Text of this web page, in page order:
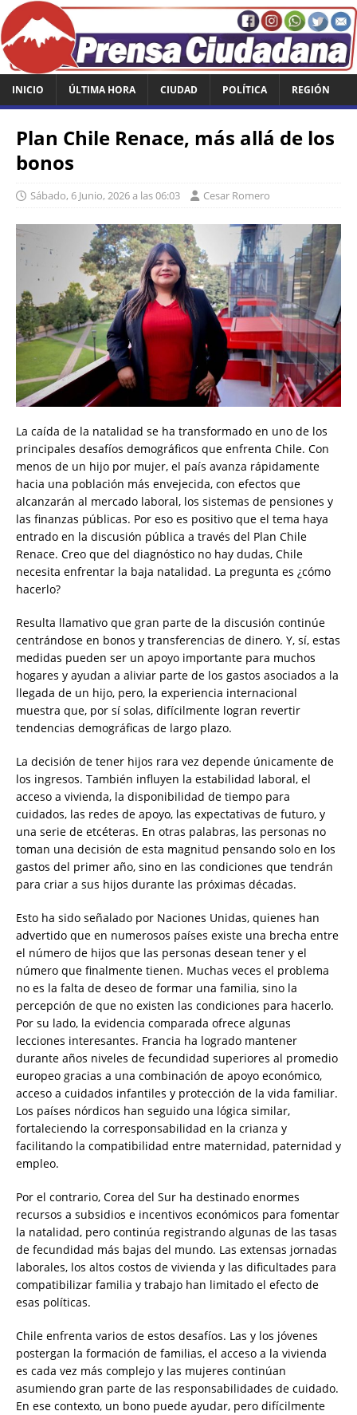
INICIO ÚLTIMA HORA CIUDAD POLÍTICA REGIÓN
Plan Chile Renace, más allá de los
bonos
Sábado, 6 Junio, 2026 a las 06:03 Cesar Romero
La caída de la natalidad se ha transformado en uno de los
principales desafíos demográficos que enfrenta Chile. Con
menos de un hijo por mujer, el país avanza rápidamente
hacia una población más envejecida, con efectos que
alcanzarán al mercado laboral, los sistemas de pensiones y
las finanzas públicas. Por eso es positivo que el tema haya
entrado en la discusión pública a través del Plan Chile
Renace. Creo que del diagnóstico no hay dudas, Chile
necesita enfrentar la baja natalidad. La pregunta es ¿cómo
hacerlo?
Resulta llamativo que gran parte de la discusión continúe
centrándose en bonos y transferencias de dinero. Y, sí, estas
medidas pueden ser un apoyo importante para muchos
hogares y ayudan a aliviar parte de los gastos asociados a la
llegada de un hijo, pero, la experiencia internacional
muestra que, por sí solas, difícilmente logran revertir
tendencias demográficas de largo plazo.
La decisión de tener hijos rara vez depende únicamente de
los ingresos. También influyen la estabilidad laboral, el
acceso a vivienda, la disponibilidad de tiempo para
cuidados, las redes de apoyo, las expectativas de futuro, y
una serie de etcéteras. En otras palabras, las personas no
toman una decisión de esta magnitud pensando solo en los
gastos del primer año, sino en las condiciones que tendrán
para criar a sus hijos durante las próximas décadas.
Esto ha sido señalado por Naciones Unidas, quienes han
advertido que en numerosos países existe una brecha entre
el número de hijos que las personas desean tener y el
número que finalmente tienen. Muchas veces el problema
no es la falta de deseo de formar una familia, sino la
percepción de que no existen las condiciones para hacerlo.
Por su lado, la evidencia comparada ofrece algunas
lecciones interesantes. Francia ha logrado mantener
durante años niveles de fecundidad superiores al promedio
europeo gracias a una combinación de apoyo económico,
acceso a cuidados infantiles y protección de la vida familiar.
Los países nórdicos han seguido una lógica similar,
fortaleciendo la corresponsabilidad en la crianza y
facilitando la compatibilidad entre maternidad, paternidad y
empleo.
Por el contrario, Corea del Sur ha destinado enormes
recursos a subsidios e incentivos económicos para fomentar
la natalidad, pero continúa registrando algunas de las tasas
de fecundidad más bajas del mundo. Las extensas jornadas
laborales, los altos costos de vivienda y las dificultades para
compatibilizar familia y trabajo han limitado el efecto de
esas políticas.
Chile enfrenta varios de estos desafíos. Las y los jóvenes
postergan la formación de familias, el acceso a la vivienda
es cada vez más complejo y las mujeres continúan
asumiendo gran parte de las responsabilidades de cuidado.
En ese contexto, un bono puede ayudar, pero difícilmente